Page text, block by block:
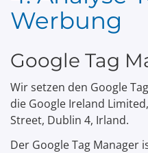
Werbung
Google Tag
Wir setzen den Google
die Google Ireland
Street, Dublin 4, Irland.
Der Google Tag Manager